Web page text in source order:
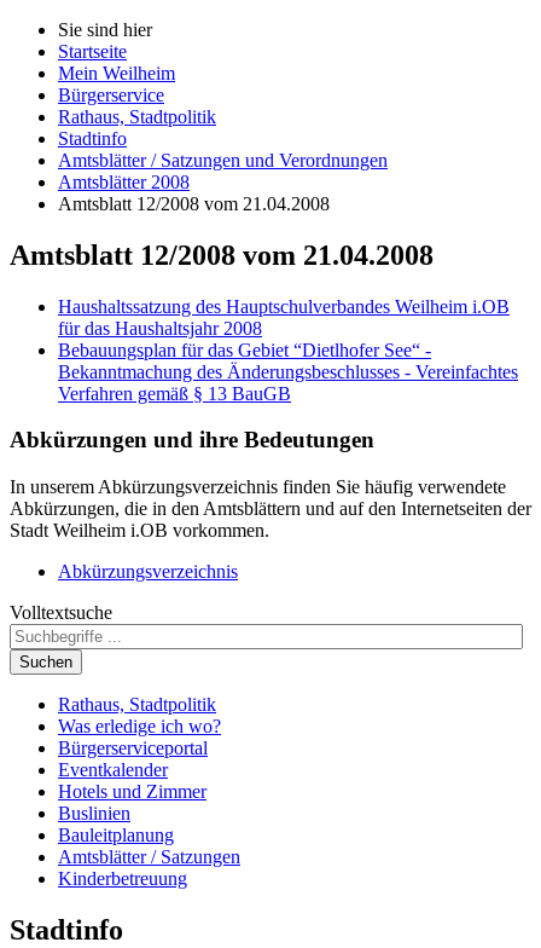
Sie sind hier
Startseite
Mein Weilheim
Bürgerservice
Rathaus, Stadtpolitik
Stadtinfo
Amtsblätter / Satzungen und Verordnungen
Amtsblätter 2008
Amtsblatt 12/2008 vom 21.04.2008
Amtsblatt 12/2008 vom 21.04.2008
Haushaltssatzung des Hauptschulverbandes Weilheim i.OB
für das Haushaltsjahr 2008
Bebauungsplan für das Gebiet “Dietlhofer See“ -
Bekanntmachung des Änderungsbeschlusses - Vereinfachtes
Verfahren gemäß § 13 BauGB
Abkürzungen und ihre Bedeutungen
In unserem Abkürzungsverzeichnis finden Sie häufig verwendete
Abkürzungen, die in den Amtsblättern und auf den Internetseiten der
Stadt Weilheim i.OB vorkommen.
Abkürzungsverzeichnis
Volltextsuche
Suchen
Rathaus, Stadtpolitik
Was erledige ich wo?
Bürgerserviceportal
Eventkalender
Hotels und Zimmer
Buslinien
Bauleitplanung
Amtsblätter / Satzungen
Kinderbetreuung
Stadtinfo